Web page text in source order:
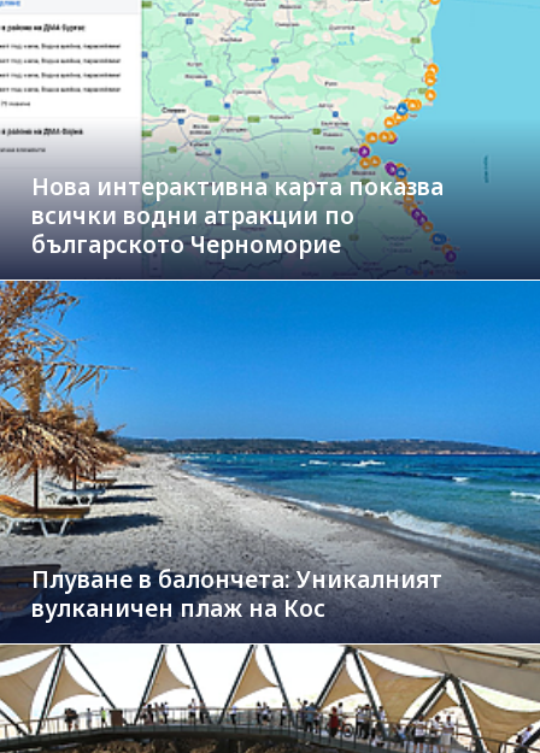
Нова интерактивна карта показва
всички водни атракции по
българското Черноморие
Плуване в балончета: Уникалният
вулканичен плаж на Кос